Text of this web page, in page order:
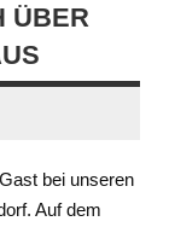
ÜBER
bei unseren
Auf dem